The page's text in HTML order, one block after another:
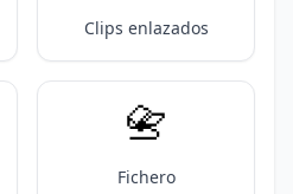
Clips enlazados
📇
Fichero